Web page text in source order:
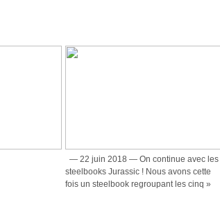
— 22 juin 2018 — On continue avec les
steelbooks Jurassic ! Nous avons cette
fois un steelbook regroupant les cinq »